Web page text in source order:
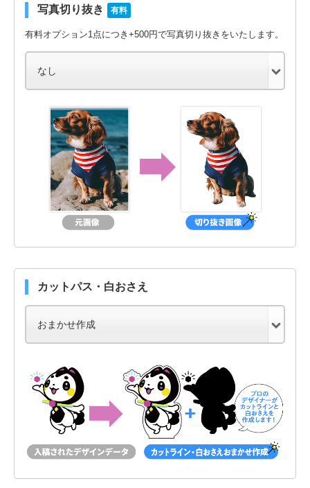
写真切り抜き 有料
有料オプション1点につき+500円で写真切り抜きをいたします。
カットパス・白おさえ